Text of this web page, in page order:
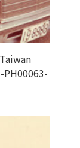
PH00063-